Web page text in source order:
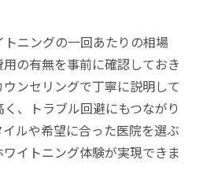
ニングの一回あたりの相場
の有無を事前に確認しておき
ンセリングで丁寧に説明して
、トラブル回避にもつながり
ルや希望に合った医院を選ぶ
イトニング体験が実現できま